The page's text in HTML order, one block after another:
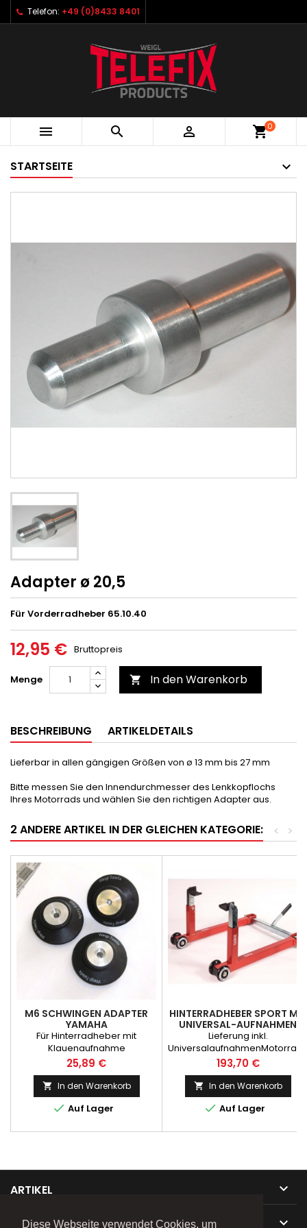
Diese Webseite verwendet Cookies, um
Telefon: +49 (0)8433 8401
   shopping_cart0
STARTSEITE
Adapter ø 20,5
Für Vorderradheber 65.10.40
12,95 € Bruttopreis
Menge  In den Warenkorb
BESCHREIBUNG ARTIKELDETAILS
Lieferbar in allen gängigen Größen von ø 13 mm bis 27 mm
Bitte messen Sie den Innendurchmesser des Lenkkopflochs
Ihres Motorrads und wählen Sie den richtigen Adapter aus.
2 ANDERE ARTIKEL IN DER GLEICHEN KATEGORIE: >
<
M6 SCHWINGEN ADAPTER
YAMAHA
Für Hinterradheber mit
Klauenaufnahme
Preis
25,89 €
 In den Warenkorb
 Auf Lager
HINTERRADHEBER SPORT MIT
UNIVERSAL-AUFNAHMEN
Lieferung inkl.
UniversalaufnahmenMotorrad-
Urteil: sehr gut2Räder-Urteil:
Sehr gutMotorradfahrer:
Empfehlung
Preis
193,70 €
 In den Warenkorb
 Auf Lager
ARTIKEL 
UNTERNEHMEN 